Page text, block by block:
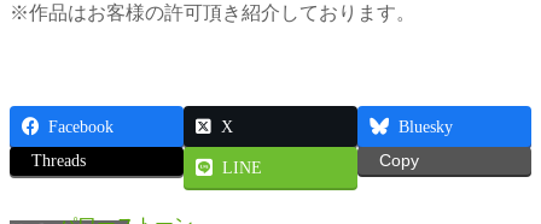
鑑定案内
※作品はお客様の許可頂き紹介しております。
Facebook X
Bluesky
Threads
LINE Copy